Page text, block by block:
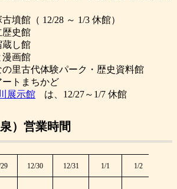
墳館（ 12/28 ～ 1/3 休館）
歴史館
蔵し館
漫画館
の里古代体験パーク・歴史資料館
ートまちかど
展示館
は、12/27～1/7 休館
）営業時間
12/30 12/31 1/1 1/2